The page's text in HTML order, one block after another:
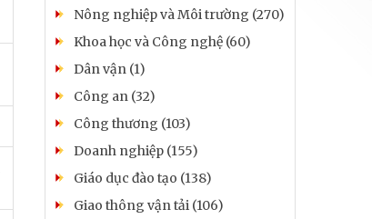
Nông nghiệp và Môi trường (270)
Khoa học và Công nghệ (60)
Dân vận (1)
Công an (32)
Công thương (103)
Doanh nghiệp (155)
Giáo dục đào tạo (138)
Giao thông vận tải (106)